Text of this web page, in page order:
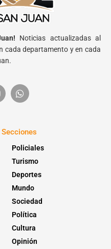
Noticias actualizadas al
cada departamento y en cada
Secciones
Policiales
Turismo
Deportes
Mundo
Sociedad
Política
Cultura
Opinión